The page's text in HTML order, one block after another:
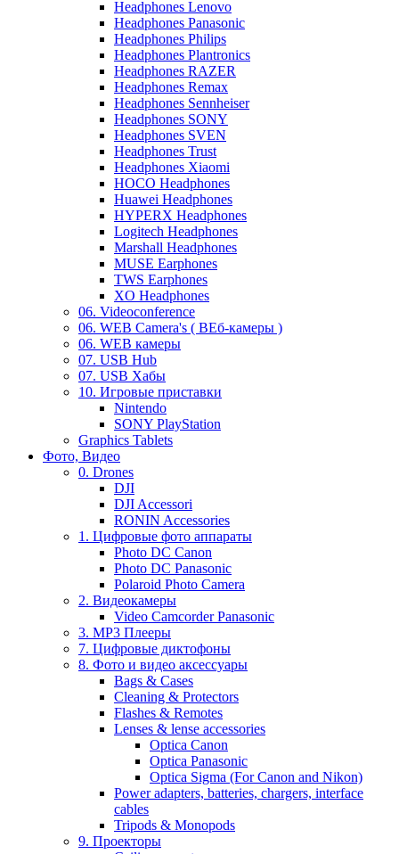
Headphones Lenovo
Headphones Panasonic
Headphones Philips
Headphones Plantronics
Headphones RAZER
Headphones Remax
Headphones Sennheiser
Headphones SONY
Headphones SVEN
Headphones Trust
Headphones Xiaomi
HOCO Headphones
Huawei Headphones
HYPERX Headphones
Logitech Headphones
Marshall Headphones
MUSE Earphones
TWS Earphones
XO Headphones
06. Videoconference
06. WEB Camera's ( ВЕб-камеры )
06. WEB камеры
07. USB Hub
07. USB Хабы
10. Игровые приставки
Nintendo
SONY PlayStation
Graphics Tablets
Фото, Видео
0. Drones
DJI
DJI Accessori
RONIN Accessories
1. Цифровые фото аппараты
Photo DC Canon
Photo DC Panasonic
Polaroid Photo Camera
2. Видеокамеры
Video Camcorder Panasonic
3. MP3 Плееры
7. Цифровые диктофоны
8. Фото и видео аксессуары
Bags & Cases
Cleaning & Protectors
Flashes & Remotes
Lenses & lense accessories
Optica Canon
Optica Panasonic
Optica Sigma (For Canon and Nikon)
Power adapters, batteries, chargers, interface
cables
Tripods & Monopods
9. Проекторы